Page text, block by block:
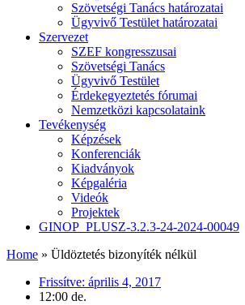
Szövetségi Tanács határozatai
Ügyvivő Testület határozatai
Szervezet
SZEF kongresszusai
Szövetségi Tanács
Ügyvivő Testület
Érdekegyeztetés fórumai
Nemzetközi kapcsolataink
Tevékenység
Képzések
Konferenciák
Kiadványok
Képgaléria
Videók
Projektek
GINOP_PLUSZ-3.2.3-24-2024-00049
Home » Üldöztetés bizonyíték nélkül
Frissítve: április 4, 2017
12:00 de.